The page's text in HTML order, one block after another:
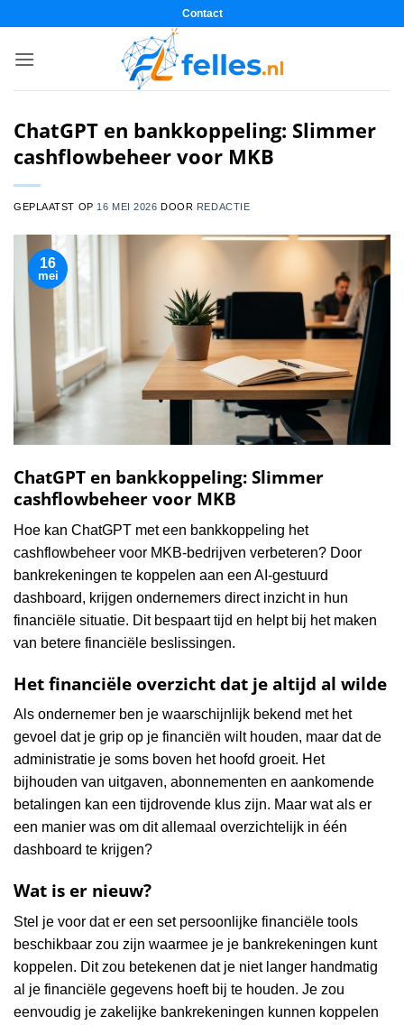
inhoud
Contact
ChatGPT en bankkoppeling: Slimmer
cashflowbeheer voor MKB
GEPLAATST OP 16 MEI 2026 DOOR REDACTIE
16
mei
ChatGPT en bankkoppeling: Slimmer
cashflowbeheer voor MKB
Hoe kan ChatGPT met een bankkoppeling het
cashflowbeheer voor MKB-bedrijven verbeteren? Door
bankrekeningen te koppelen aan een AI-gestuurd
dashboard, krijgen ondernemers direct inzicht in hun
financiële situatie. Dit bespaart tijd en helpt bij het maken
van betere financiële beslissingen.
Het financiële overzicht dat je altijd al wilde
Als ondernemer ben je waarschijnlijk bekend met het
gevoel dat je grip op je financiën wilt houden, maar dat de
administratie je soms boven het hoofd groeit. Het
bijhouden van uitgaven, abonnementen en aankomende
betalingen kan een tijdrovende klus zijn. Maar wat als er
een manier was om dit allemaal overzichtelijk in één
dashboard te krijgen?
Wat is er nieuw?
Stel je voor dat er een set persoonlijke financiële tools
beschikbaar zou zijn waarmee je je bankrekeningen kunt
koppelen. Dit zou betekenen dat je niet langer handmatig
al je financiële gegevens hoeft bij te houden. Je zou
eenvoudig je zakelijke bankrekeningen kunnen koppelen